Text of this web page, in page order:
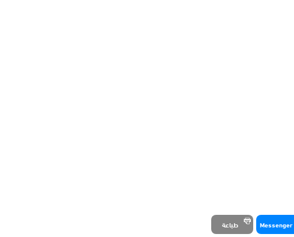
Messenger طباعة